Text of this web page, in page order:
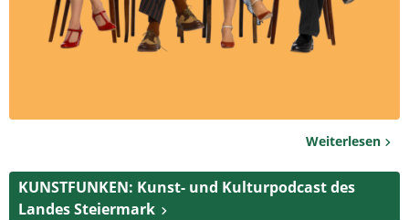
Weiterlesen
KUNSTFUNKEN: Kunst- und Kulturpodcast des
Landes Steiermark